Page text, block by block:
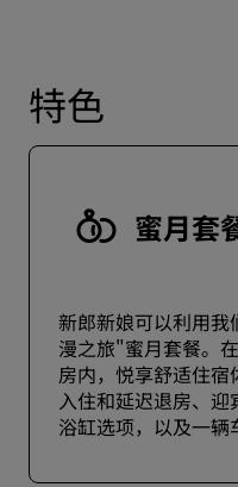
特色
蜜月套
新郎新娘可以利用
漫之旅"蜜月套餐。
房内，悦享舒适住
入住和延迟退房、迎
浴缸选项，以及一辆